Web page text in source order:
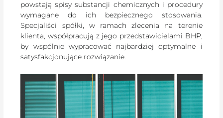
powstają spisy substancji chemicznych i procedury
wymagane do ich bezpiecznego stosowania.
Specjaliści spółki, w ramach zlecenia na terenie
klienta, współpracują z jego przedstawicielami BHP,
by wspólnie wypracować najbardziej optymalne i
satysfakcjonujące rozwiązanie.